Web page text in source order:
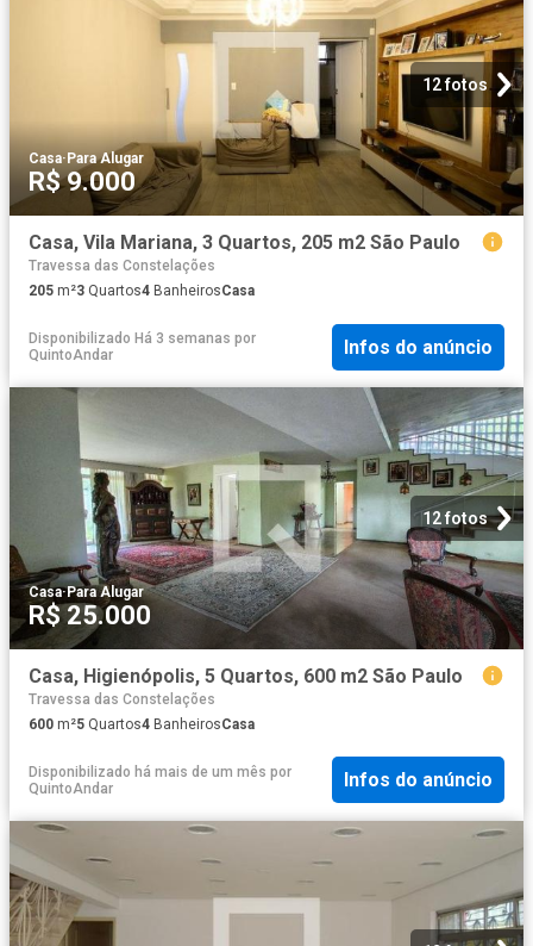
12 fotos
Casa· Para Alugar
R$ 9.000
Casa, Vila Mariana, 3 Quartos, 205 m2 São Paulo
Travessa das Constelações
205 m²3 Quartos4 BanheirosCasa
Disponibilizado Há 3 semanas por
QuintoAndar
Infos do anúncio
12 fotos
Casa·Para Alugar
R$ 25.000
Casa, Higienópolis, 5 Quartos, 600 m2 São Paulo
Travessa das Constelações
600 m²5 Quartos4 BanheirosCasa
Disponibilizado há mais de um mês por
QuintoAndar
Infos do anúncio